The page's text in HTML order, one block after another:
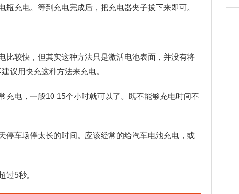
充电。等到充电完成后，把充电器夹子拔下来即可。
比较快，但其实这种方法只是激活电池表面，并没有将
议用快充这种方法来充电。
充电，一般10-15个小时就可以了。既不能够充电时间不
停车场停太长的时间。应该经常的给汽车电池充电，或
过5秒。